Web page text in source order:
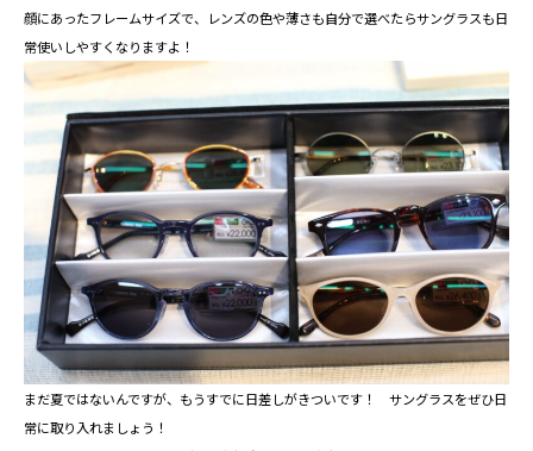
顔にあったフレームサイズで、レンズの色や薄さも自分で選べたらサングラスも日
常使いしやすくなりますよ！
まだ夏ではないんですが、もうすでに日差しがきついです！ サングラスをぜひ日
常に取り入れましょう！